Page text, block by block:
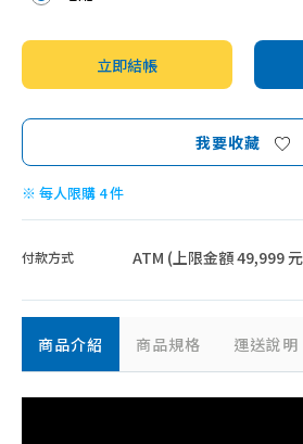
立即結帳
我要收藏
※ 每人限購 4 件
付款方式 ATM (上限金額 49,999
商品介紹 商品規格 運送說明